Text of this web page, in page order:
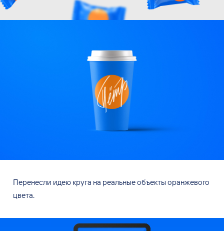
Перенесли идею круга на реальные объекты оранжевого
цвета.